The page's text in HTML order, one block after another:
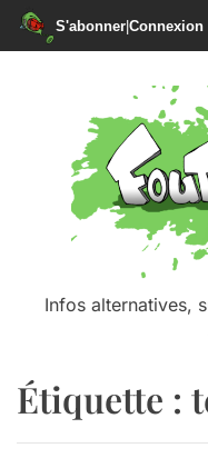
S'abonner|Connexion
Infos alternatives,
Étiquette :